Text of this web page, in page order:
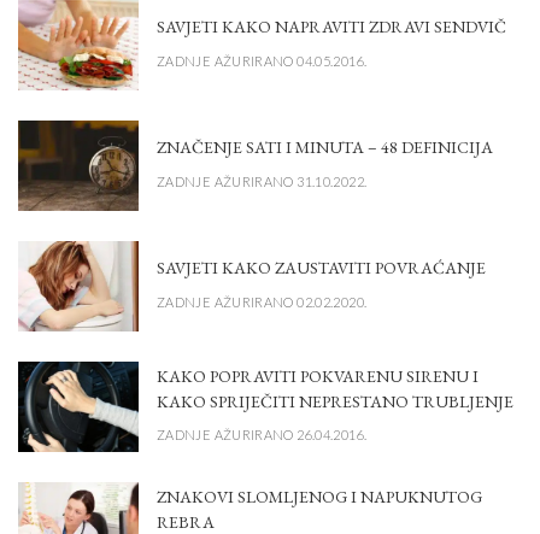
SAVJETI KAKO NAPRAVITI ZDRAVI SENDVIČ
ZADNJE AŽURIRANO 04.05.2016.
ZNAČENJE SATI I MINUTA – 48 DEFINICIJA
ZADNJE AŽURIRANO 31.10.2022.
SAVJETI KAKO ZAUSTAVITI POVRAĆANJE
ZADNJE AŽURIRANO 02.02.2020.
KAKO POPRAVITI POKVARENU SIRENU I
KAKO SPRIJEČITI NEPRESTANO TRUBLJENJE
ZADNJE AŽURIRANO 26.04.2016.
ZNAKOVI SLOMLJENOG I NAPUKNUTOG
REBRA